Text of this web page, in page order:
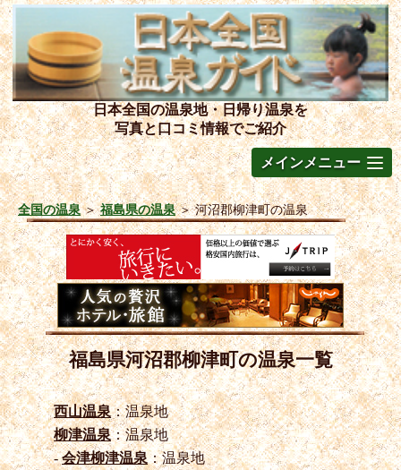
日本全国の温泉地・日帰り温泉を
写真と口コミ情報でご紹介
メインメニュー
全国の温泉＞福島県の温泉＞河沼郡柳津町の温泉
福島県河沼郡柳津町の温泉一覧
西山温泉：温泉地
柳津温泉：温泉地
-会津柳津温泉：温泉地